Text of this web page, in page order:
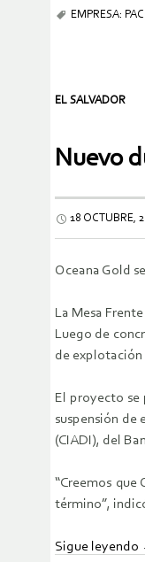
EMPRESA:
EL SALVADOR
Nuevo
18 OCTUBRE,
Oceana Gold
La Mesa
Luego de
de explotación
El proyecto se
suspensión de
(CIADI), del
“Creemos
término”,
Sigue leyendo